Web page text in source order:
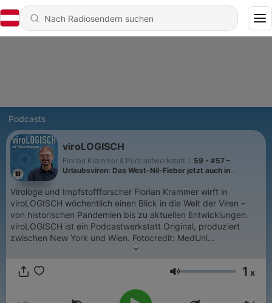
Podcasts
viroLOGISCH
Florian Krammer & Podcastwerkstatt
59 - #57 –
Urlaubsviren: Das West-Nil-Fieber jetzt auch in
Virologe und Impfstoffforscher Florian Krammer wirft in
viroLOGISCH wöchentlich einen Blick in die Welt der Viren –
von historischen Pandemien bis zu aktuellen Entwicklungen.
viroLOGISCH ist ein Podcastwerkstatt Original, produziert
zwischen New York und Wien. Fotocredit: MedUni
Lautstärke 1 x